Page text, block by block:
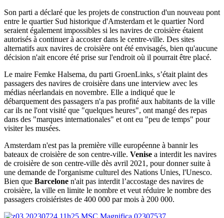
Son parti a déclaré que les projets de construction d'un nouveau pont
entre le quartier Sud historique d'Amsterdam et le quartier Nord
seraient également impossibles si les navires de croisière étaient
autorisés à continuer à accoster dans le centre-ville. Des sites
alternatifs aux navires de croisière ont été envisagés, bien qu'aucune
décision n'ait encore été prise sur l'endroit où il pourrait être placé.
Le maire Femke Halsema, du parti GroenLinks, s’était plaint des
passagers des navires de croisière dans une interview avec les
médias néerlandais en novembre. Elle a indiqué que le
débarquement des passagers n'a pas profité aux habitants de la ville
car ils ne l'ont visité que "quelques heures", ont mangé des repas
dans des "marques internationales" et ont eu "peu de temps" pour
visiter les musées.
Amsterdam n'est pas la première ville européenne à bannir les
bateaux de croisière de son centre-ville. Venise a interdit les navires
de croisière de son centre-ville dès avril 2021, pour donner suite à
une demande de l'organisme culturel des Nations Unies, l'Unesco.
Bien que Barcelone n'ait pas interdit l’accostage des navires de
croisière, la ville en limite le nombre et veut réduire le nombre des
passagers croisiéristes de 400 000 par mois à 200 000.